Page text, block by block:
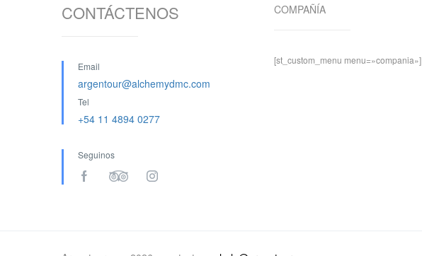
CONTÁCTENOS
Email
argentour@alchemydmc.com
Tel
+54 11 4894 0277
Seguinos
COMPAÑÍA
[st_custom_menu menu=»compania»]